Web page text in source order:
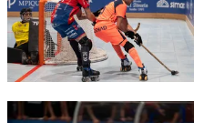
FC Barcelona club badge